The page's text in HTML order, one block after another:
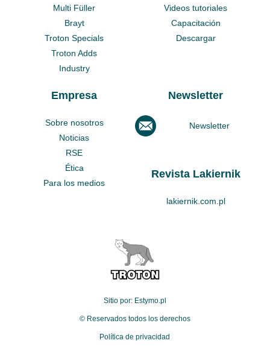
Multi Füller
Brayt
Troton Specials
Troton Adds
Industry
Videos tutoriales
Capacitación
Descargar
Empresa
Sobre nosotros
Noticias
RSE
Ética
Para los medios
Newsletter
Newsletter
Revista Lakiernik
lakiernik.com.pl
Sitio por: Estymo.pl
© Reservados todos los derechos
Política de privacidad